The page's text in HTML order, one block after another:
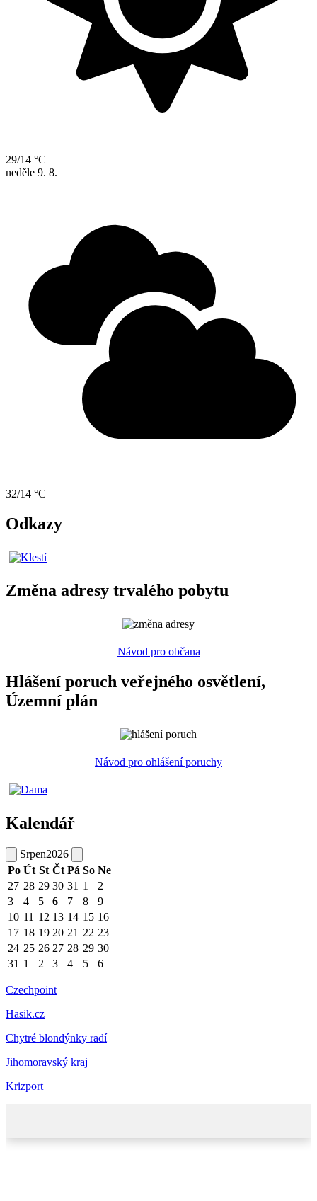
29/14 °C
neděle 9. 8.
32/14 °C
Odkazy
Změna adresy trvalého pobytu
Návod pro občana
Hlášení poruch veřejného osvětlení,
Územní plán
Návod pro ohlášení poruchy
Kalendář
Srpen2026
Po Út St Čt Pá So Ne
27 28 29 30 31 1
2
3
4 5 6 7 8
9
10 11 12 13 14 15 16
17 18 19 20 21 22 23
24 25 26 27 28 29 30
31 1 2 3 4 5 6
Czechpoint
Hasik.cz
Chytré blondýnky radí
Jihomoravský kraj
Krizport